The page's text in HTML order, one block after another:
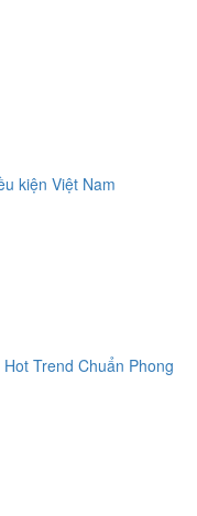
kiện Việt Nam
Trend Chuẩn Phong